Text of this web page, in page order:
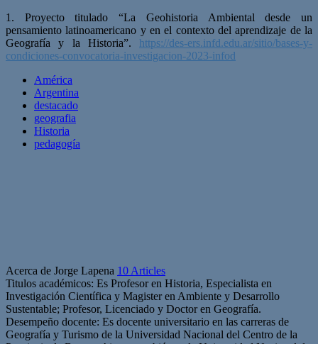
1. Proyecto titulado “La Geohistoria Ambiental desde un
pensamiento latinoamericano y en el contexto del aprendizaje de la
Geografía y la Historia”. https://des-ers.infd.edu.ar/sitio/bases-y-
condiciones-convocatoria-investigacion-2023-infod
América
Argentina
destacado
geografia
Historia
pedagogía
Acerca de Jorge Lapena 10 Articles
Titulos académicos: Es Profesor en Historia, Especialista en
Investigación Científica y Magister en Ambiente y Desarrollo
Sustentable; Profesor, Licenciado y Doctor en Geografía.
Desempeño docente: Es docente universitario en las carreras de
Geografía y Turismo de la Universidad Nacional del Centro de la